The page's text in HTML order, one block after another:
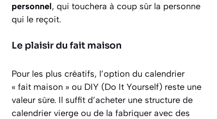
personnel, qui touchera à coup sûr la personne
qui le reçoit.
Le plaisir du fait maison
Pour les plus créatifs, l’option du calendrier
« fait maison » ou DIY (Do It Yourself) reste une
valeur sûre. Il suffit d’acheter une structure de
calendrier vierge ou de la fabriquer avec des